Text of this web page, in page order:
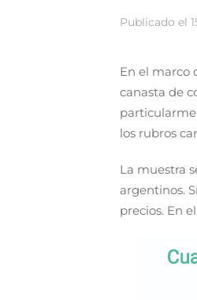
Publicado el
En el marco
canasta de
los rubros
La muestra
argentinos.
precios. En